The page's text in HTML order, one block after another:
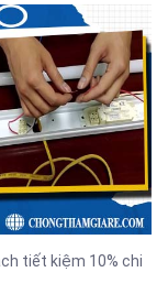
tiết kiệm 10% chi